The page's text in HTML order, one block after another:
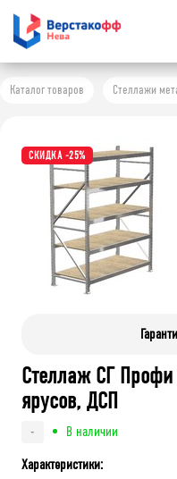
Каталог товаров Стеллажи
СКИДКА -25%
Стеллаж СГ
ярусов, ДСП
-
В наличии
Характеристики: